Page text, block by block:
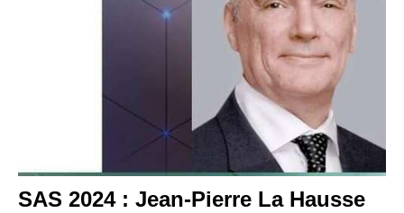
SAS 2024 : Jean-Pierre La Hausse